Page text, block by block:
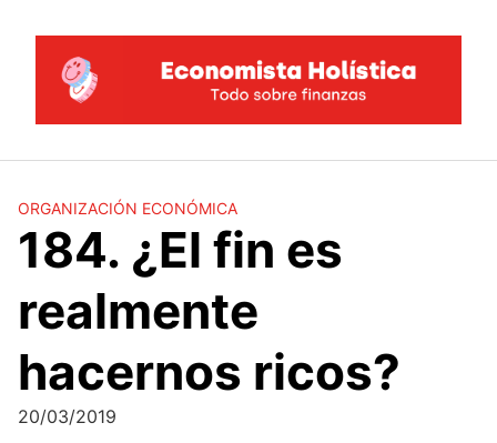
contenido
ORGANIZACIÓN ECONÓMICA
184. ¿El fin es
realmente
hacernos ricos?
20/03/2019